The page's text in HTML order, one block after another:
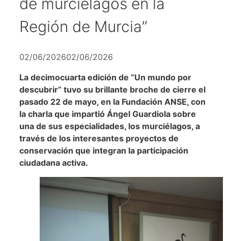
Región de Murcia”
02/06/202602/06/2026
La decimocuarta edición de “Un mundo por
descubrir” tuvo su brillante broche de cierre el
pasado 22 de mayo, en la Fundación ANSE, con
la charla que impartió Ángel Guardiola sobre
una de sus especialidades, los murciélagos, a
través de los interesantes proyectos de
conservación que integran la participación
ciudadana activa.